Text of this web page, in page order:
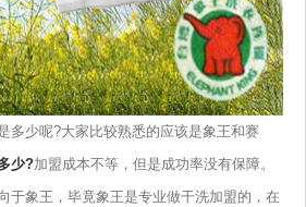
少呢?大家比较熟悉的应该是象王和赛
少?加盟成本不等，但是成功率没有保障。
于象王，毕竟象王是专业做干洗加盟的，在